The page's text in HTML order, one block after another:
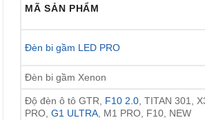
MÃ SẢN PHẨM
Đèn bi gầm LED PRO
Đèn bi gầm Xenon
Độ đèn ô tô GTR, F10 2.0 , TITAN 301,
PRO, G1 ULTRA , M1 PRO, F10, NEW